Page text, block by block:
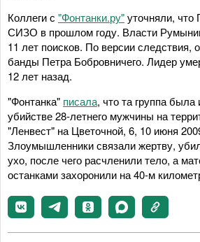
Коллеги с "Фонтанки.ру"уточняли, что
СИЗО в прошлом году. Власти
11 лет поисков. По версии следствия,
банды Петра Бобровничего. Лидер
12 лет назад.
"Фонтанка" писала, что та группа была
убийстве 28-летнего мужчины на
"Ленвест" на Цветочной, 6, 10 июня
Злоумышленники связали жертву,
ухо, после чего расчленили тело, а
останками захоронили на 40-м